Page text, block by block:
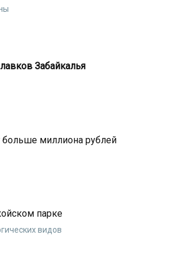
Забайкалья
больше миллиона рублей
парке
видов